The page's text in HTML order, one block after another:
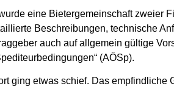
eine Bietergemeinschaft zweier
Beschreibungen, technische
auch auf allgemein gültige
(AÖSp).
ging etwas schief. Das